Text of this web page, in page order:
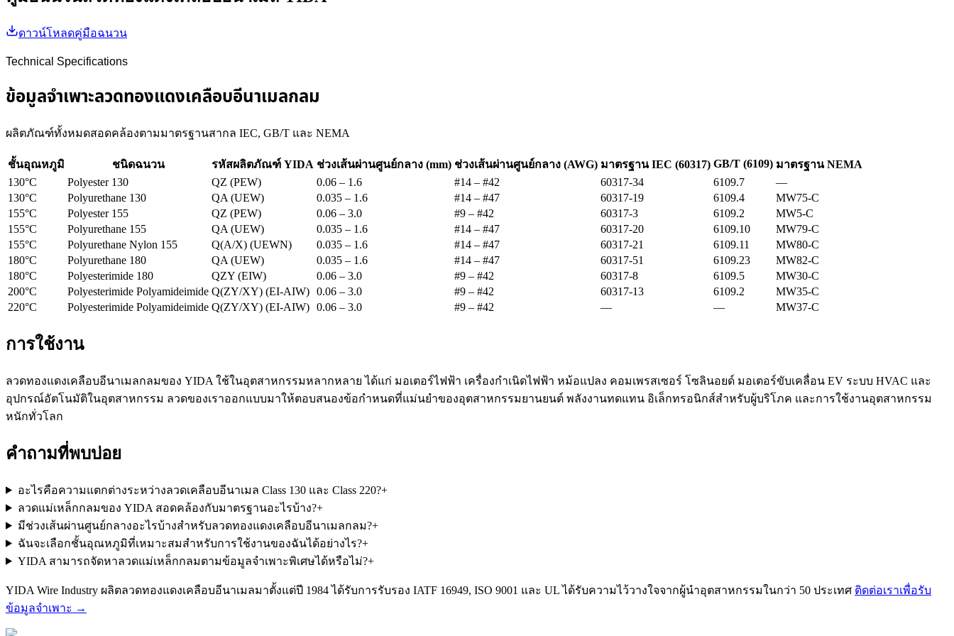
ดาวน์โหลดคู่มือฉนวน
Technical Specifications
ข้อมูลจำเพาะลวดทองแดงเคลือบอีนาเมลกลม
ผลิตภัณฑ์ทั้งหมดสอดคล้องตามมาตรฐานสากล IEC, GB/T และ NEMA
ชั้นอุณหภูมิ ชนิดฉนวน รหัสผลิตภัณฑ์ YIDA ช่วงเส้นผ่านศูนย์กลาง (mm) ช่วงเส้นผ่านศูนย์กลาง (AWG) มาตรฐาน IEC (60317) GB/T (6109) มาตรฐาน NEMA
130°C
Polyester 130 QZ (PEW) 0.06 – 1.6 #14 – #42 60317-34 6109.7
—
130°C
Polyurethane 130 QA (UEW) 0.035 – 1.6 #14 – #47 60317-19 6109.4
MW75-C
155°C
Polyester 155 QZ (PEW) 0.06 – 3.0 #9 – #42 60317-3 6109.2
MW5-C
155°C
Polyurethane 155 QA (UEW) 0.035 – 1.6 #14 – #47 60317-20 6109.10
MW79-C
155°C
Polyurethane Nylon 155 Q(A/X) (UEWN) 0.035 – 1.6 #14 – #47 60317-21 6109.11
MW80-C
180°C
Polyurethane 180 QA (UEW) 0.035 – 1.6 #14 – #47 60317-51 6109.23
MW82-C
180°C
Polyesterimide 180 QZY (EIW) 0.06 – 3.0 #9 – #42 60317-8 6109.5
MW30-C
200°C
Polyesterimide Polyamideimide Q(ZY/XY) (EI-AIW) 0.06 – 3.0 #9 – #42 60317-13 6109.2
MW35-C
220°C
Polyesterimide Polyamideimide Q(ZY/XY) (EI-AIW) 0.06 – 3.0 #9 – #42 — — MW37-C
การใช้งาน
ลวดทองแดงเคลือบอีนาเมลกลมของ YIDA ใช้ในอุตสาหกรรมหลากหลาย ได้แก่ มอเตอร์ไฟฟ้า เครื่องกำเนิดไฟฟ้า หม้อแปลง คอมเพรสเซอร์ โซลินอยด์ มอเตอร์ขับเคลื่อน EV ระบบ HVAC และ
อุปกรณ์อัตโนมัติในอุตสาหกรรม ลวดของเราออกแบบมาให้ตอบสนองข้อกำหนดที่แม่นยำของอุตสาหกรรมยานยนต์ พลังงานทดแทน อิเล็กทรอนิกส์สำหรับผู้บริโภค และการใช้งานอุตสาหกรรม
หนักทั่วโลก
คำถามที่พบบ่อย
อะไรคือความแตกต่างระหว่างลวดเคลือบอีนาเมล Class 130 และ Class 220?+
ลวดแม่เหล็กกลมของ YIDA สอดคล้องกับมาตรฐานอะไรบ้าง?+
มีช่วงเส้นผ่านศูนย์กลางอะไรบ้างสำหรับลวดทองแดงเคลือบอีนาเมลกลม?+
ฉันจะเลือกชั้นอุณหภูมิที่เหมาะสมสำหรับการใช้งานของฉันได้อย่างไร?+
YIDA สามารถจัดหาลวดแม่เหล็กกลมตามข้อมูลจำเพาะพิเศษได้หรือไม่?+
YIDA Wire Industry ผลิตลวดทองแดงเคลือบอีนาเมลมาตั้งแต่ปี 1984 ได้รับการรับรอง IATF 16949, ISO 9001 และ UL ได้รับความไว้วางใจจากผู้นำอุตสาหกรรมในกว่า 50 ประเทศ ติดต่อเราเพื่อรับ
ข้อมูลจำเพาะ →